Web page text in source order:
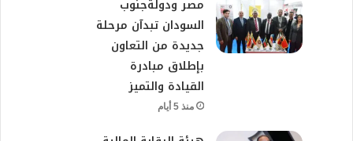
مصر ودولةجنوب
السودان تبدآن مرحلة
جديدة من التعاون
بإطلاق مبادرة
القيادة والتميز
منذ 5 أيام